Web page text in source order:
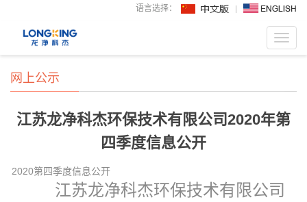
语言选择：
网上公示
江苏龙净科杰环保技术有限公司2020年第
四季度信息公开
2020第四季度信息公开
江苏龙净科杰环保技术有限公司